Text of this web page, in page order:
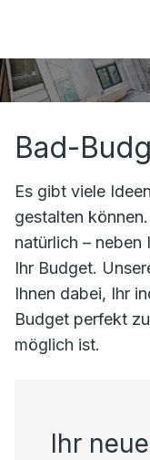
Bad-
Es gibt viele
gestalten
natürlich – neben
Ihr Budget.
Ihnen dabei, Ihr
Budget perfekt
möglich ist.
Ihr